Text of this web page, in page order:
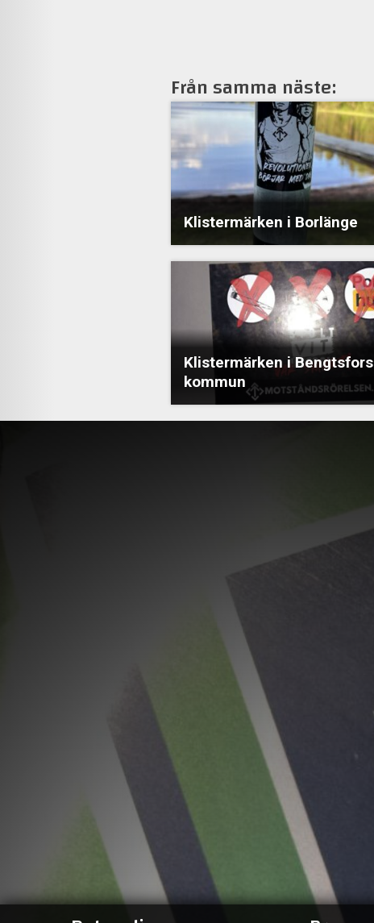
Från samma näste:
Klistermärken i Borlänge
Klistermärken i Bengtsfors
kommun